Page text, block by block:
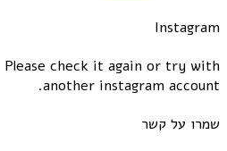
Instagram
Please check it again or try with
another instagram account.
שמרו על קשר